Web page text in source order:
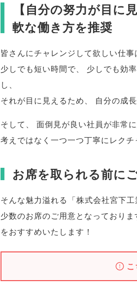
【自分の努力が目に
軟な働き方を推奨
皆さんにチャレンジして欲しい仕
少しでも短い時間で、 少しでも効率
し 、
それが目に見えるため、 自分の成
そして 、 面倒見が良い社員が非常
考えではなく一つ一つ丁寧にレクチ
お席を取られる前に
そんな魅力溢れる 「株式会社宮下工
少数のお席のご用意となっておりま
をおすすめいたします！